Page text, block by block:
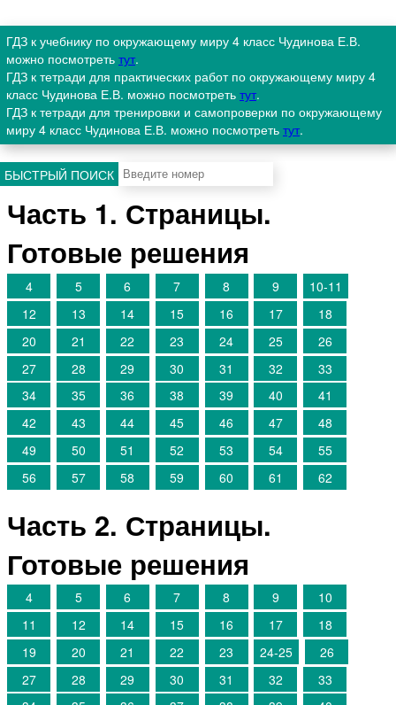
ГДЗ к учебнику по окружающему миру 4 класс Чудинова Е.В.
можно посмотреть тут.
ГДЗ к тетради для практических работ по окружающему миру 4
класс Чудинова Е.В. можно посмотреть тут.
ГДЗ к тетради для тренировки и самопроверки по окружающему
миру 4 класс Чудинова Е.В. можно посмотреть тут.
БЫСТРЫЙ ПОИСК
Часть 1. Страницы.
Готовые решения
4 5 6 7 8 9
10-11
12
13 14 15 16 17
18
20
21 22 23 24 25
26
27
28 29 30 31 32
33
34
35 36 38 39 40
41
42
43 44 45 46 47
48
49
50 51 52 53 54
55
56
57 58 59 60 61 62
Часть 2. Страницы.
Готовые решения
4 5 6 7 8 9
10
11
12 14 15 16 17
18
19
20 21 22 23 24-25
26
27
28 29 30 31 32
33